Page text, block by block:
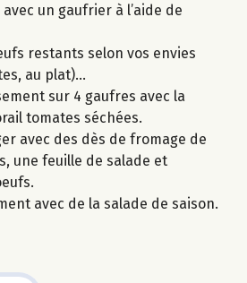
avec un gaufrier à l’aide de
restants selon vos envies
au plat)…
sur 4 gaufres avec la
tomates séchées.
avec des dès de fromage de
une feuille de salade et
avec de la salade de saison.